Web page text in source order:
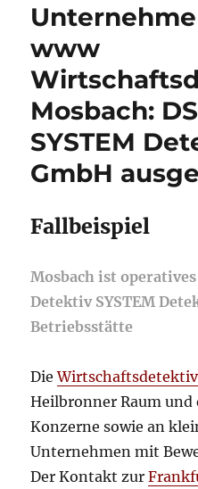
www
Mosbach:
SYSTEM
GmbH
Fallbeispiel
Mosbach ist
Detektiv SYSTEM
Betriebsstätte
Die
Heilbronner Raum und
Konzerne sowie an
Unternehmen mit
Der Kontakt zur